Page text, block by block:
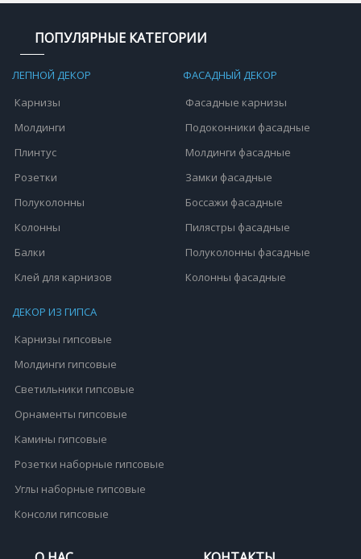
ПОПУЛЯРНЫЕ КАТЕГОРИИ
ЛЕПНОЙ ДЕКОР
Карнизы
Молдинги
Плинтус
Розетки
Полуколонны
Колонны
Балки
Клей для карнизов
ФАСАДНЫЙ ДЕКОР
Фасадные карнизы
Подоконники фасадные
Молдинги фасадные
Замки фасадные
Боссажи фасадные
Пилястры фасадные
Полуколонны фасадные
Колонны фасадные
ДЕКОР ИЗ ГИПСА
Карнизы гипсовые
Молдинги гипсовые
Светильники гипсовые
Орнаменты гипсовые
Камины гипсовые
Розетки наборные гипсовые
Углы наборные гипсовые
Консоли гипсовые